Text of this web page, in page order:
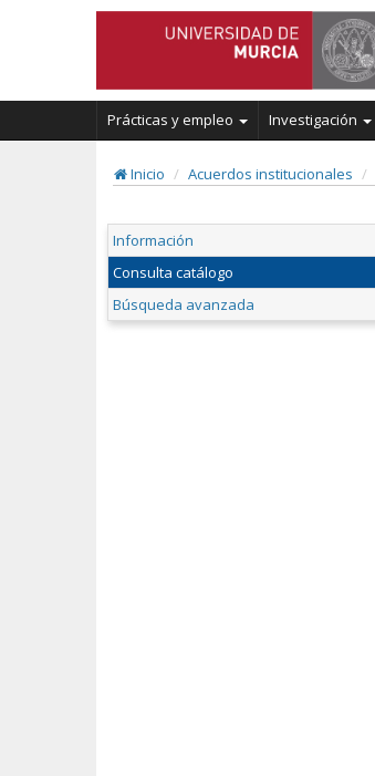
Prácticas y empleo Investigación
Inicio Acuerdos institucionales
Información
Consulta catálogo
Búsqueda avanzada